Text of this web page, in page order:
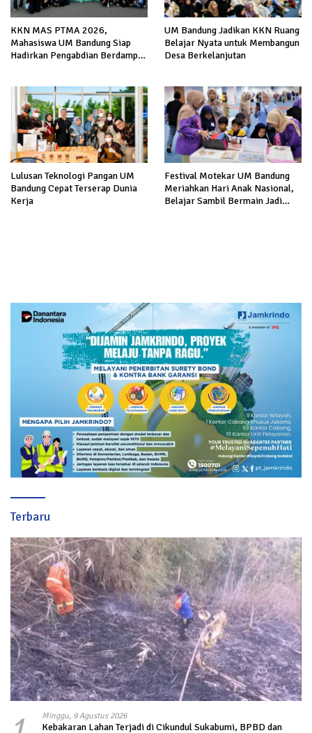
KKN MAS PTMA 2026,
Mahasiswa UM Bandung Siap
Hadirkan Pengabdian Berdampak
UM Bandung Jadikan KKN Ruang
Belajar Nyata untuk Membangun
Desa Berkelanjutan
Lulusan Teknologi Pangan UM
Bandung Cepat Terserap Dunia
Kerja
Festival Motekar UM Bandung
Meriahkan Hari Anak Nasional,
Belajar Sambil Bermain Jadi
Terbaru
Minggu, 9 Agustus 2026
Kebakaran Lahan Terjadi di Cikundul Sukabumi, BPBD dan